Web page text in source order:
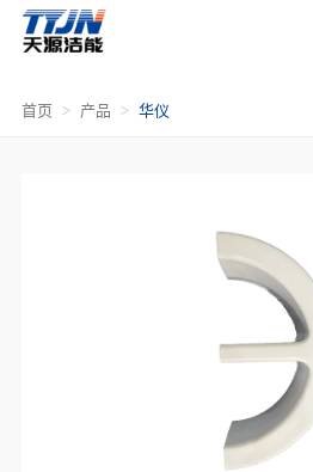
首页 产品 华仪